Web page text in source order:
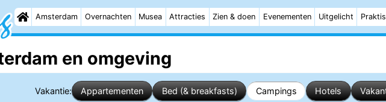
Amsterdam Overnachten Musea Attracties Zien & doen Evenementen Uitgelicht
en omgeving
Vakantie: Appartementen Bed (& breakfasts) Campings Hotels